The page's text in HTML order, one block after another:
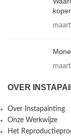
OVER
Over Instapainting
Onze Werkwijze
Het